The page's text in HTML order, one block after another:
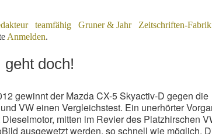
teamfähig Gruner & Jahr
Zeitschriften-Fabrik
Anmelden.
doch!
gewinnt der Mazda CX-5 Skyactiv-D gegen die
VW einen Vergleichstest. Ein unerhörter
mitten im Revier des Platzhirschen
ausgewetzt werden, so schnell wie möglich.